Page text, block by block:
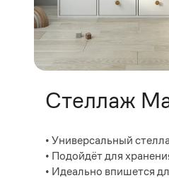
Стеллаж
• Универсальный
• Подойдёт для
• Идеально впишется